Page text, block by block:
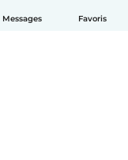
Messages Favoris